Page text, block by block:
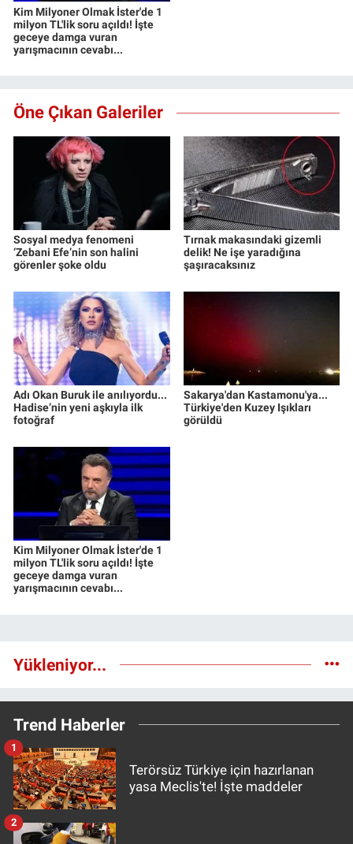
Kim Milyoner Olmak İster'de 1
milyon TL'lik soru açıldı! İşte
geceye damga vuran
yarışmacının cevabı...
Öne Çıkan Galeriler
Sosyal medya fenomeni
‘Zebani Efe’nin son halini
görenler şoke oldu
Tırnak makasındaki gizemli
delik! Ne işe yaradığına
şaşıracaksınız
Adı Okan Buruk ile anılıyordu...
Hadise’nin yeni aşkıyla ilk
fotoğraf
Sakarya'dan Kastamonu'ya...
Türkiye'den Kuzey Işıkları
görüldü
Kim Milyoner Olmak İster'de 1
milyon TL'lik soru açıldı! İşte
geceye damga vuran
yarışmacının cevabı...
Yükleniyor...
Trend Haberler
Terörsüz Türkiye için hazırlanan
yasa Meclis'te! İşte maddeler
1
2